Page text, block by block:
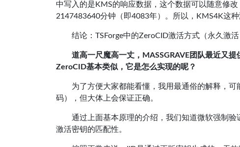
中写入的是KMS的响应数据，这个数据可以随意修
2147483640分钟（即4083年）。所以，KMS4K这种
结论：TSForge中的ZeroCID激活方式（永久激
道高一尺魔高一丈，MASSGRAVE团队最近又
ZeroCID基本类似，它是怎么实现的呢？
为了方便大家都能看懂，我用最通俗的解释，
码），但大体上会保证正确。
通过上面基本原理的介绍，我们知道微软强制
激活密钥的匹配性。